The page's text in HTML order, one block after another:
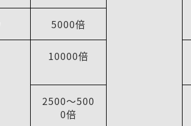
5000倍
10000倍
2500～500
0倍